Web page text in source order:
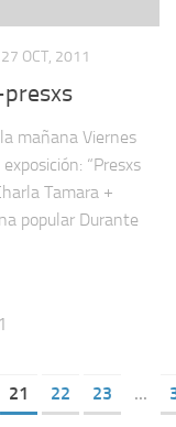
27 OCT, 2011
mañana Viernes
“Presxs
Tamara +
popular Durante
21 22 23 ...